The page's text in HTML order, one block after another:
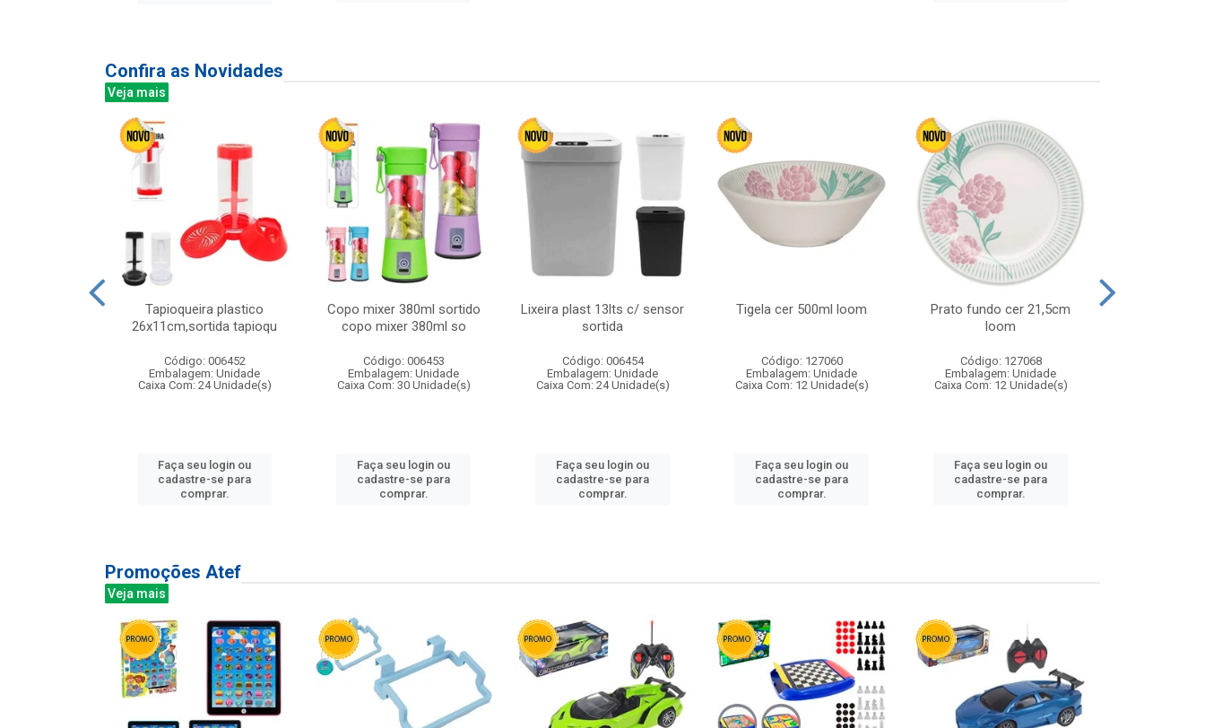
Confira as Novidades
Veja mais
Tapioqueira plastico
26x11cm,sortida tapioqu
Código: 006452
Embalagem: Unidade
Caixa Com: 24 Unidade(s)
Faça seu login ou
cadastre-se para
comprar.
Copo mixer 380ml sortido
copo mixer 380ml so
Código: 006453
Embalagem: Unidade
Caixa Com: 30 Unidade(s)
Faça seu login ou
cadastre-se para
comprar.
Lixeira plast 13lts c/ sensor
sortida
Código: 006454
Embalagem: Unidade
Caixa Com: 24 Unidade(s)
Faça seu login ou
cadastre-se para
comprar.
Tigela cer 500ml loom
Código: 127060
Embalagem: Unidade
Caixa Com: 12 Unidade(s)
Faça seu login ou
cadastre-se para
comprar.
Prato fundo cer 21,5cm
loom
Código: 127068
Embalagem: Unidade
Caixa Com: 12 Unidade(s)
Faça seu login ou
cadastre-se para
comprar.
Promoções Atef
Veja mais